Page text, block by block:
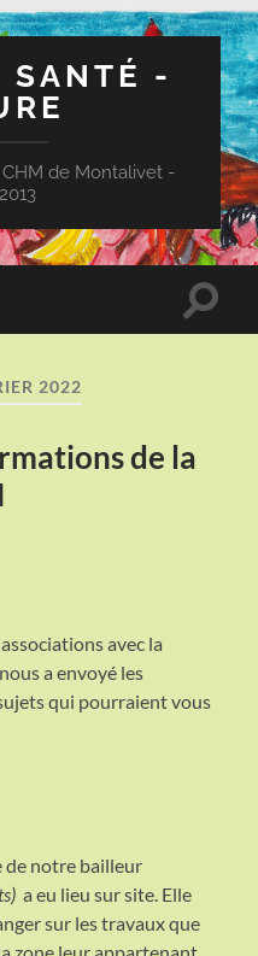
SANTÉ -
de Montalivet -
Toggle
2022
de la
avec la
a envoyé les
qui pourraient vous
de notre bailleur
a eu lieu sur site. Elle
sur les travaux que